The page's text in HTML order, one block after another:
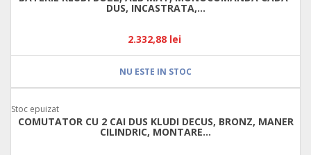
DUS, INCASTRATA,...
2.332,88 lei
NU ESTE IN STOC
Stoc epuizat
COMUTATOR CU 2 CAI DUS KLUDI DECUS, BRONZ, MANER
CILINDRIC, MONTARE...